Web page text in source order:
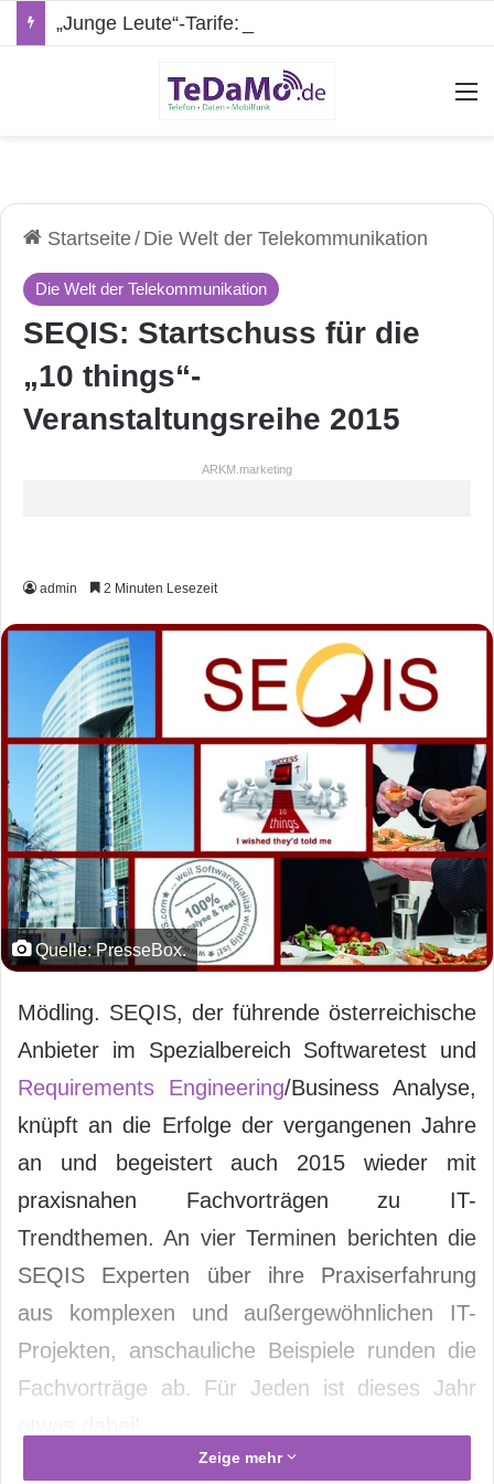
Startseite/ Die Welt der Telekommunikation
Die Welt der Telekommunikation
SEQIS: Startschuss für die
„10 things“-
Veranstaltungsreihe 2015
ARKM.marketing
admin 2 Minuten Lesezeit
Quelle: PresseBox.
Mödling. SEQIS, der führende österreichische
Anbieter im Spezialbereich Softwaretest und
Requirements Engineering/Business Analyse,
knüpft an die Erfolge der vergangenen Jahre
an und begeistert auch 2015 wieder mit
praxisnahen Fachvorträgen zu IT-
Trendthemen. An vier Terminen berichten die
SEQIS Experten über ihre Praxiserfahrung
aus komplexen und außergewöhnlichen IT-
Projekten, anschauliche Beispiele runden die
Fachvorträge ab. Für Jeden ist dieses Jahr
Zeige mehr